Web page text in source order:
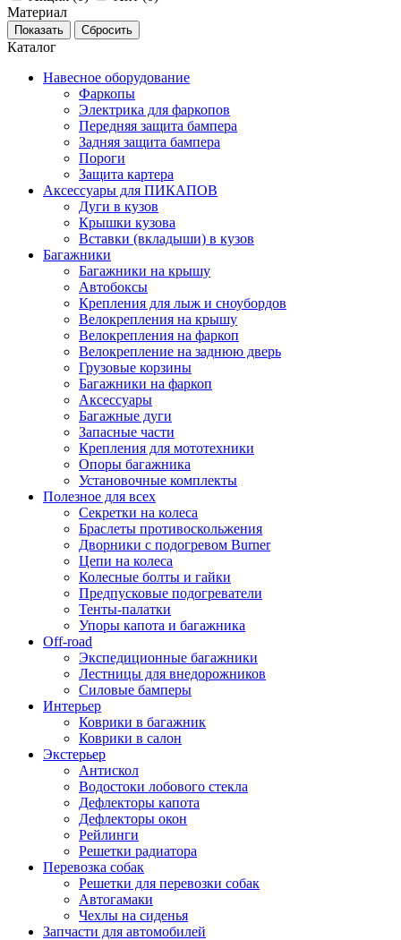
Материал
Каталог
Навесное оборудование
Фаркопы
Электрика для фаркопов
Передняя защита бампера
Задняя защита бампера
Пороги
Защита картера
Аксессуары для ПИКАПОВ
Дуги в кузов
Крышки кузова
Вставки (вкладыши) в кузов
Багажники
Багажники на крышу
Автобоксы
Крепления для лыж и сноубордов
Велокрепления на крышу
Велокрепления на фаркоп
Велокрепление на заднюю дверь
Грузовые корзины
Багажники на фаркоп
Аксессуары
Багажные дуги
Запасные части
Крепления для мототехники
Опоры багажника
Установочные комплекты
Полезное для всех
Секретки на колеса
Браслеты противоскольжения
Дворники с подогревом Burner
Цепи на колеса
Колесные болты и гайки
Предпусковые подогреватели
Тенты-палатки
Упоры капота и багажника
Off-road
Экспедиционные багажники
Лестницы для внедорожников
Силовые бамперы
Интерьер
Коврики в багажник
Коврики в салон
Экстерьер
Антискол
Водостоки лобового стекла
Дефлекторы капота
Дефлекторы окон
Рейлинги
Решетки радиатора
Перевозка собак
Решетки для перевозки собак
Автогамаки
Чехлы на сиденья
Запчасти для автомобилей